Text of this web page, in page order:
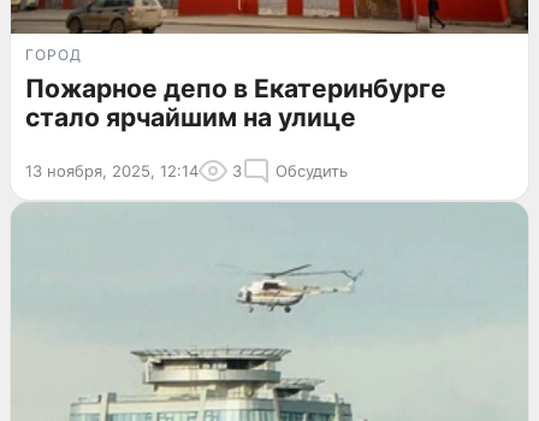
ГОРОД
Пожарное депо в Екатеринбурге
стало ярчайшим на улице
13 ноября, 2025, 12:14 3 Обсудить